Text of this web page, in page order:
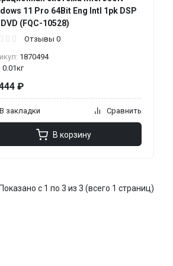
11 Pro 64Bit Eng Intl 1pk DSP
DVD (FQC-10528)
Отзывы 0
1870494
0.01кг
₽
В закладки Сравнить
В корзину
Показано с 1 по 3 из 3 (всего 1 страниц)